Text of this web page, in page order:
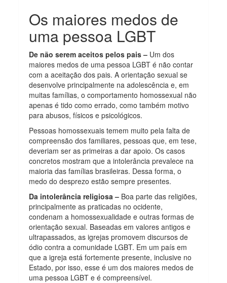
Os maiores medos de
uma pessoa LGBT
De não serem aceitos pelos pais – Um dos
maiores medos de uma pessoa LGBT é não contar
com a aceitação dos pais. A orientação sexual se
desenvolve principalmente na adolescência e, em
muitas famílias, o comportamento homossexual não
apenas é tido como errado, como também motivo
para abusos, físicos e psicológicos.
Pessoas homossexuais temem muito pela falta de
compreensão dos familiares, pessoas que, em tese,
deveriam ser as primeiras a dar apoio. Os casos
concretos mostram que a intolerância prevalece na
maioria das famílias brasileiras. Dessa forma, o
medo do desprezo estão sempre presentes.
Da intolerância religiosa – Boa parte das religiões,
principalmente as praticadas no ocidente,
condenam a homossexualidade e outras formas de
orientação sexual. Baseadas em valores antigos e
ultrapassados, as igrejas promovem discursos de
ódio contra a comunidade LGBT. Em um país em
que a igreja está fortemente presente, inclusive no
Estado, por isso, esse é um dos maiores medos de
uma pessoa LGBT e é compreensível.